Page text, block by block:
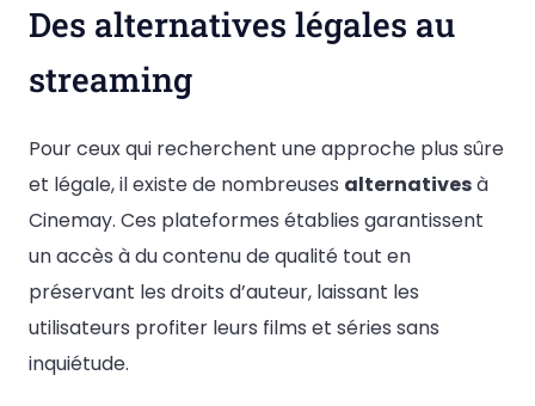
Des alternatives légales au
streaming
Pour ceux qui recherchent une approche plus sûre
et légale, il existe de nombreuses alternativesà
Cinemay. Ces plateformes établies garantissent
un accès à du contenu de qualité tout en
préservant les droits d’auteur, laissant les
utilisateurs profiter leurs films et séries sans
inquiétude.